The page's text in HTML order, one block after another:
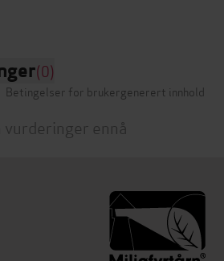
(0)
Betingelser for brukergenerert innhold
vurderinger ennå